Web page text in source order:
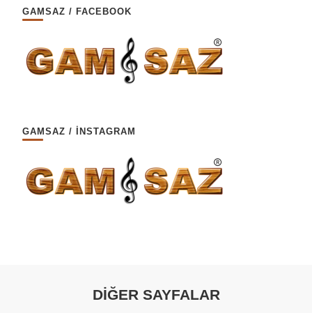
GAMSAZ / FACEBOOK
GAMSAZ / İNSTAGRAM
DİĞER SAYFALAR